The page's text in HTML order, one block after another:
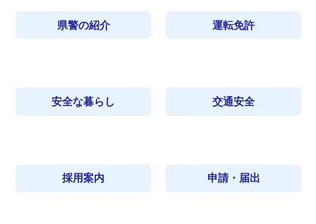
県警の紹介 運転免許
安全な暮らし 交通安全
採用案内 申請・届出